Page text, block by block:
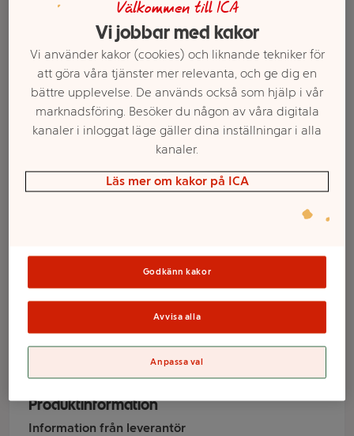
Yoghurt Mild
lättsockrad 1000g
Arla Ko®
Varumärke
Produktinformation
Information från leverantör
Välj butik och handla
Sortimentet kan variera mellan butikerna
Välkommen till ICA
Vi jobbar med kakor
Vi använder kakor (cookies) och liknande tekniker för
att göra våra tjänster mer relevanta, och ge dig en
bättre upplevelse. De används också som hjälp i vår
marknadsföring. Besöker du någon av våra digitala
kanaler i inloggat läge gäller dina inställningar i alla
kanaler.
Läs mer om kakor på ICA
Godkänn kakor
Avvisa alla
Anpassa val